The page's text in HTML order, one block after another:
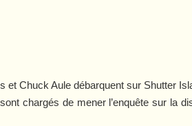
et Chuck Aule débarquent sur Shutter
chargés de mener l’enquête sur la